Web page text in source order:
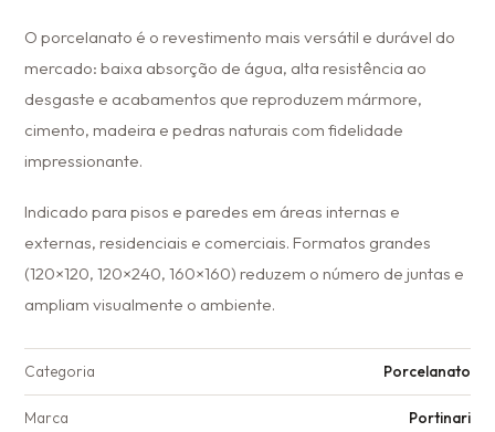
O porcelanato é o revestimento mais versátil e durável do
mercado: baixa absorção de água, alta resistência ao
desgaste e acabamentos que reproduzem mármore,
cimento, madeira e pedras naturais com fidelidade
impressionante.
Indicado para pisos e paredes em áreas internas e
externas, residenciais e comerciais. Formatos grandes
(120×120, 120×240, 160×160) reduzem o número de juntas e
ampliam visualmente o ambiente.
Categoria Porcelanato
Marca Portinari